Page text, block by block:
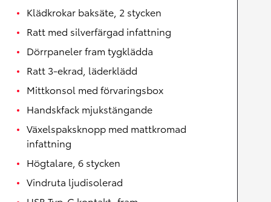
Klädkrokar baksäte, 2 stycken
Ratt med silverfärgad infattning
Dörrpaneler fram tygklädda
Ratt 3-ekrad, läderklädd
Mittkonsol med förvaringsbox
Handskfack mjukstängande
Växelspaksknopp med mattkromad
infattning
Högtalare, 6 stycken
Vindruta ljudisolerad